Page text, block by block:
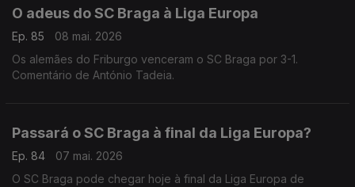
O adeus do SC Braga à Liga Europa
Ep. 85
08 mai. 2026
Os alemães do Friburgo venceram o SC Braga por 3-1.
Comentário de António Tadeia.
Passará o SC Braga à final da Liga Europa?
Ep. 84
07 mai. 2026
O SC Braga pode chegar hoje à final da Liga Europa de